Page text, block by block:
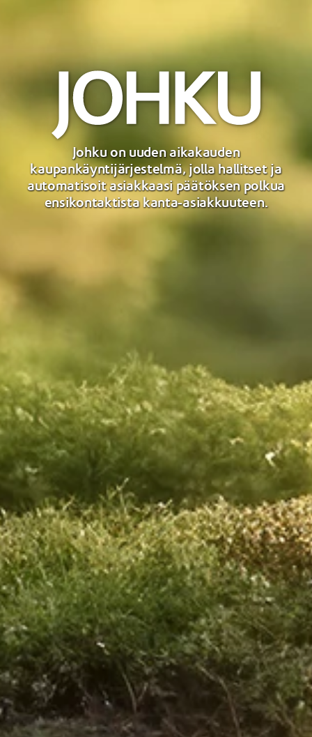
Johku on uuden aikakauden
kaupankäyntijärjestelmä, jolla hallitset ja
automatisoit asiakkaasi päätöksen polkua
ensikontaktista kanta-asiakkuuteen.